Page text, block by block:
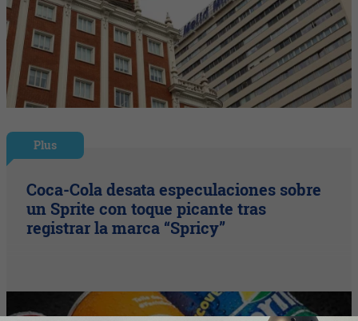
Plus
Coca-Cola desata especulaciones sobre
un Sprite con toque picante tras
registrar la marca “Spricy”